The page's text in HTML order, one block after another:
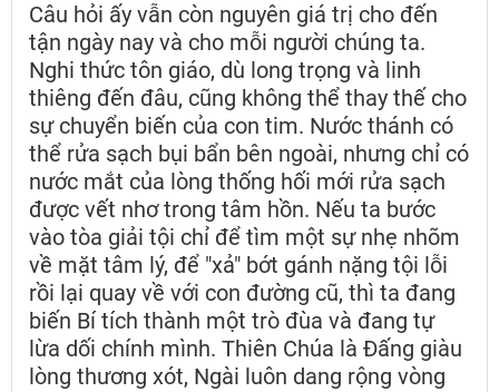
Câu hỏi ấy vẫn còn nguyên giá trị cho đến
tận ngày nay và cho mỗi người chúng ta.
Nghi thức tôn giáo, dù long trọng và linh
thiêng đến đâu, cũng không thể thay thế cho
sự chuyển biến của con tim. Nước thánh có
thể rửa sạch bụi bẩn bên ngoài, nhưng chỉ có
nước mắt của lòng thống hối mới rửa sạch
được vết nhơ trong tâm hồn. Nếu ta bước
vào tòa giải tội chỉ để tìm một sự nhẹ nhõm
về mặt tâm lý, để "xả" bớt gánh nặng tội lỗi
rồi lại quay về với con đường cũ, thì ta đang
biến Bí tích thành một trò đùa và đang tự
lừa dối chính mình. Thiên Chúa là Đấng giàu
lòng thương xót, Ngài luôn dang rộng vòng